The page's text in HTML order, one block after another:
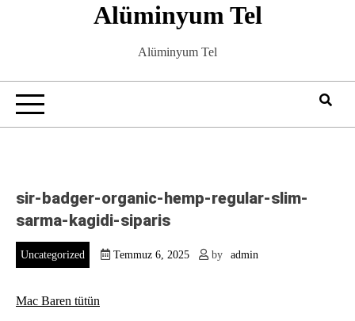
Alüminyum Tel
Alüminyum Tel
sir-badger-organic-hemp-regular-slim-
sarma-kagidi-siparis
Uncategorized Temmuz 6, 2025 by admin
Mac Baren tütün